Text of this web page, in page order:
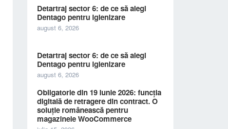
Detartraj sector 6: de ce să alegi
Dentago pentru igienizare
august 6, 2026
Detartraj sector 6: de ce să alegi
Dentago pentru igienizare
august 6, 2026
Obligatorie din 19 iunie 2026: funcția
digitală de retragere din contract. O
soluție românească pentru
magazinele WooCommerce